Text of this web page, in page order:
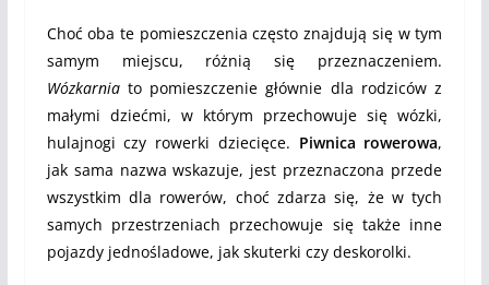
Choć oba te pomieszczenia często znajdują się w tym
samym miejscu, różnią się przeznaczeniem.
Wózkarniato pomieszczenie głównie dla rodziców z
małymi dziećmi, w którym przechowuje się wózki,
hulajnogi czy rowerki dziecięce. Piwnica rowerowa,
jak sama nazwa wskazuje, jest przeznaczona przede
wszystkim dla rowerów, choć zdarza się, że w tych
samych przestrzeniach przechowuje się także inne
pojazdy jednośladowe, jak skuterki czy deskorolki.